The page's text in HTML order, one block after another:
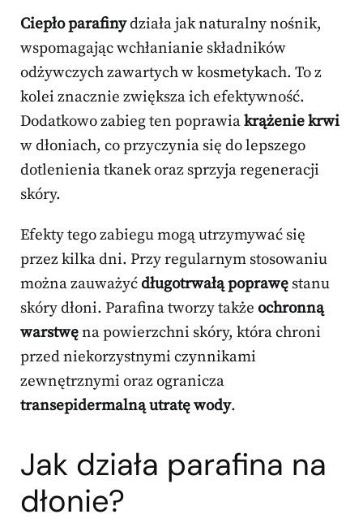
Ciepło parafinydziała jak naturalny nośnik,
wspomagając wchłanianie składników
odżywczych zawartych w kosmetykach. To z
kolei znacznie zwiększa ich efektywność.
Dodatkowo zabieg ten poprawiakrążenie krwi
w dłoniach, co przyczynia się do lepszego
dotlenienia tkanek oraz sprzyja regeneracji
skóry.
Efekty tego zabiegu mogą utrzymywać się
przez kilka dni. Przy regularnym stosowaniu
można zauważyćdługotrwałą poprawę stanu
skóry dłoni. Parafina tworzy także ochronną
warstwęna powierzchni skóry, która chroni
przed niekorzystnymi czynnikami
zewnętrznymi oraz ogranicza
transepidermalną utratę wody.
Jak działa parafina na
dłonie?